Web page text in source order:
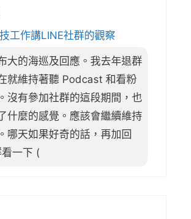
工作講LINE社群的觀察
大的海巡及回應。我去年退群
就維持著聽 Podcast 和看粉
沒有參加社群的這段期間，也
什麼的感覺。應該會繼續維持
哪天如果好奇的話，再加回
一下 (